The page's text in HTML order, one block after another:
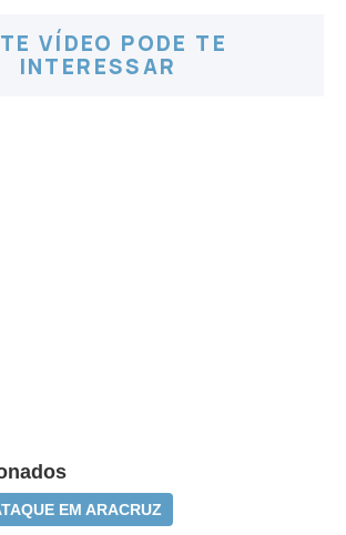
VÍDEO PODE TE
INTERESSAR
EM ARACRUZ